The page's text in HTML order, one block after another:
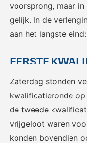
standen en alle
Rinus
De online assistent
jeugdtrainers van
voorsprong, maar in
gelijk. In de
aan het langste eind:
EERSTE
Zaterdag stonden
kwalificatieronde
de tweede
vrijgeloot waren
konden bovendien